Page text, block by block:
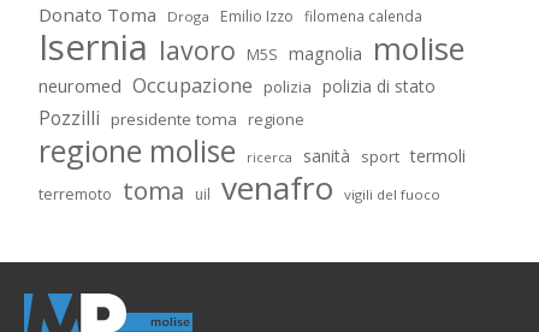
Donato Toma Droga Emilio Izzo filomena calenda
Isernia lavoro M5S magnolia molise
neuromed Occupazione polizia polizia di stato
Pozzilli presidente toma regione
regione molise ricerca sanità sport termoli
terremoto toma uil venafro vigili del fuoco